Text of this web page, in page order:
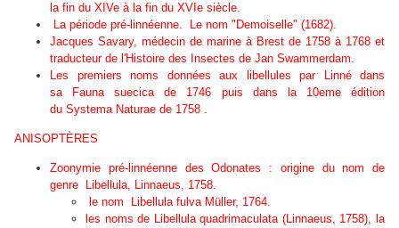
la fin du XIVe à la fin du XVIe siècle.
La période pré-linnéenne. Le nom "Demoiselle" (1682).
Jacques Savary, médecin de marine à Brest de 1758 à 1768 et
traducteur de l'Histoire des Insectes de Jan Swammerdam.
Les premiers noms données aux libellules par Linné dans
sa Fauna suecica de 1746 puis dans la 10eme édition
du Systema Naturae de 1758 .
ANISOPTÈRES
Zoonymie pré-linnéenne des Odonates : origine du nom de
genre
Libellula, Linnaeus, 1758.
le nom Libellula fulva Müller, 1764.
les noms de Libellula quadrimaculata(Linnaeus, 1758), la